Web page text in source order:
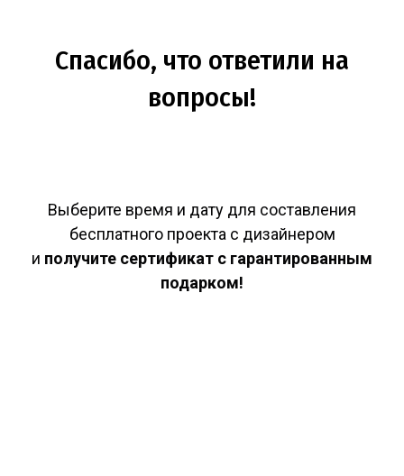
Спасибо, что ответили на
вопросы!
Выберите время и дату для составления
бесплатного проекта с дизайнером
и получите сертификат с гарантированным
подарком!